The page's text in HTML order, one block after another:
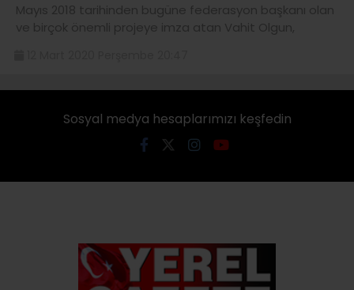
Mayıs 2018 tarihinden bugüne federasyon başkanı olan
ve birçok önemli projeye imza atan Vahit Olgun,
Sosyal medya hesaplarımızı keşfedin